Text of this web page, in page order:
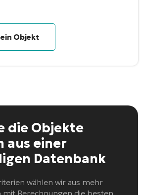
Objekt
die Objekte
aus einer
Datenbank
wählen wir aus mehr
mit Berechnungen die besten